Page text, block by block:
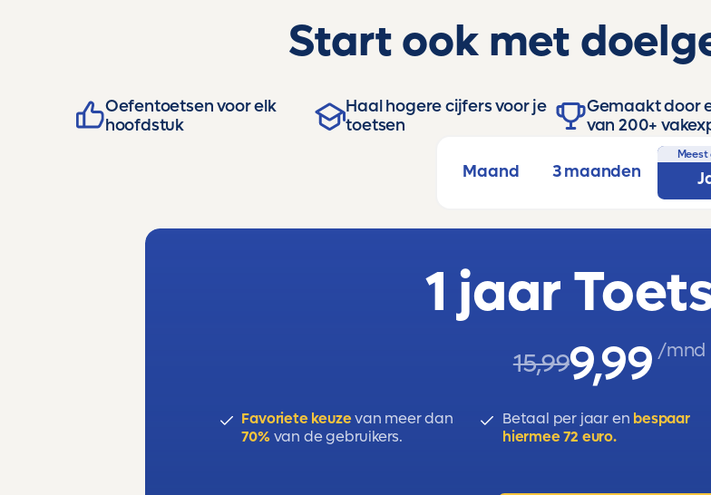
Start ook met
Oefentoetsen voor elk
hoofdstuk
Haal hogere cijfers voor je
toetsen
Gemaakt door
van 200+
Maand 3 maanden
Meest
1 jaar
15,999,99 /mnd
Favoriete keuzevan meer dan
70%van de gebruikers.
Betaal per jaar en bespaar
hiermee 72 euro.